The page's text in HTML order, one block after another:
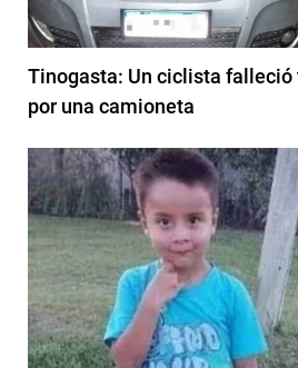
Tinogasta: Un ciclista
por una camioneta